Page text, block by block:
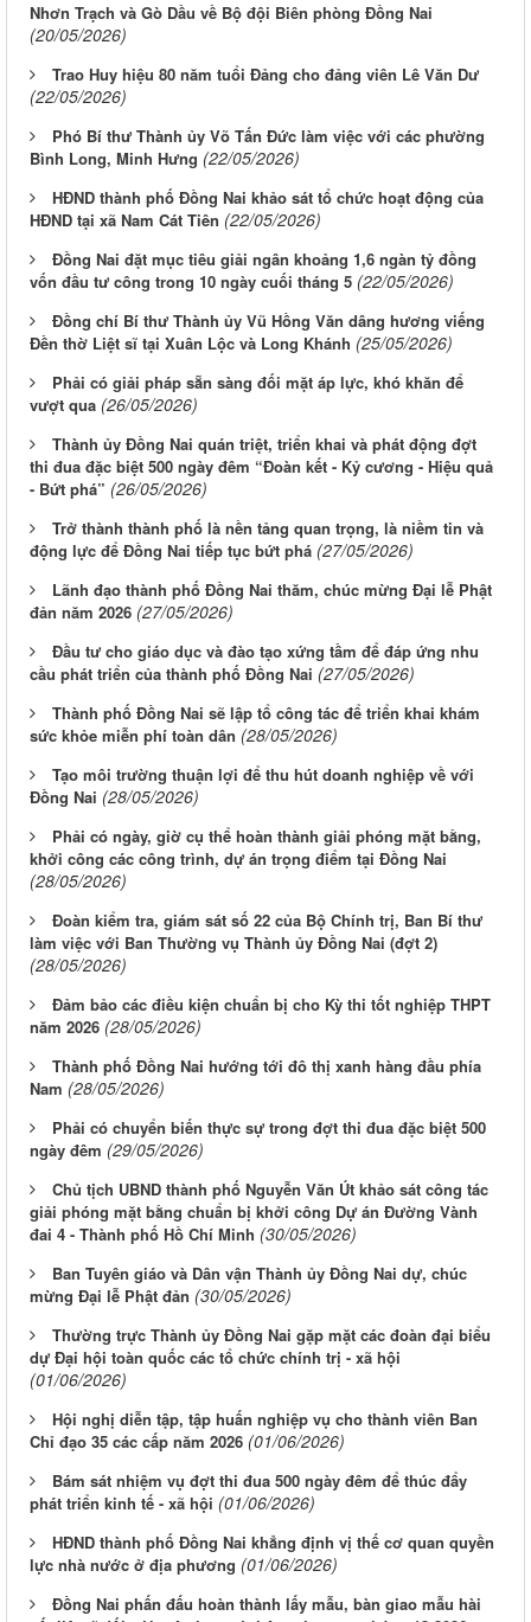
Nhơn Trạch và Gò Dầu về Bộ đội Biên phòng Đồng Nai
(20/05/2026)
Trao Huy hiệu 80 năm tuổi Đảng cho đảng viên Lê Văn Dư
(22/05/2026)
Phó Bí thư Thành ủy Võ Tấn Đức làm việc với các phường
Bình Long, Minh Hưng (22/05/2026)
HĐND thành phố Đồng Nai khảo sát tổ chức hoạt động của
HĐND tại xã Nam Cát Tiên (22/05/2026)
Đồng Nai đặt mục tiêu giải ngân khoảng 1,6 ngàn tỷ đồng
vốn đầu tư công trong 10 ngày cuối tháng 5 (22/05/2026)
Đồng chí Bí thư Thành ủy Vũ Hồng Văn dâng hương viếng
Đền thờ Liệt sĩ tại Xuân Lộc và Long Khánh (25/05/2026)
Phải có giải pháp sẵn sàng đối mặt áp lực, khó khăn để
vượt qua (26/05/2026)
Thành ủy Đồng Nai quán triệt, triển khai và phát động đợt
thi đua đặc biệt 500 ngày đêm “Đoàn kết - Kỷ cương - Hiệu quả
- Bứt phá” (26/05/2026)
Trở thành thành phố là nền tảng quan trọng, là niềm tin và
động lực để Đồng Nai tiếp tục bứt phá (27/05/2026)
Lãnh đạo thành phố Đồng Nai thăm, chúc mừng Đại lễ Phật
đản năm 2026 (27/05/2026)
Đầu tư cho giáo dục và đào tạo xứng tầm để đáp ứng nhu
cầu phát triển của thành phố Đồng Nai (27/05/2026)
Thành phố Đồng Nai sẽ lập tổ công tác để triển khai khám
sức khỏe miễn phí toàn dân (28/05/2026)
Tạo môi trường thuận lợi để thu hút doanh nghiệp về với
Đồng Nai (28/05/2026)
Phải có ngày, giờ cụ thể hoàn thành giải phóng mặt bằng,
khởi công các công trình, dự án trọng điểm tại Đồng Nai
(28/05/2026)
Đoàn kiểm tra, giám sát số 22 của Bộ Chính trị, Ban Bí thư
làm việc với Ban Thường vụ Thành ủy Đồng Nai (đợt 2)
(28/05/2026)
Đảm bảo các điều kiện chuẩn bị cho Kỳ thi tốt nghiệp THPT
năm 2026 (28/05/2026)
Thành phố Đồng Nai hướng tới đô thị xanh hàng đầu phía
Nam (28/05/2026)
Phải có chuyển biến thực sự trong đợt thi đua đặc biệt 500
ngày đêm (29/05/2026)
Chủ tịch UBND thành phố Nguyễn Văn Út khảo sát công tác
giải phóng mặt bằng chuẩn bị khởi công Dự án Đường Vành
đai 4 - Thành phố Hồ Chí Minh (30/05/2026)
Ban Tuyên giáo và Dân vận Thành ủy Đồng Nai dự, chúc
mừng Đại lễ Phật đản (30/05/2026)
Thường trực Thành ủy Đồng Nai gặp mặt các đoàn đại biểu
dự Đại hội toàn quốc các tổ chức chính trị - xã hội
(01/06/2026)
Hội nghị diễn tập, tập huấn nghiệp vụ cho thành viên Ban
Chỉ đạo 35 các cấp năm 2026 (01/06/2026)
Bám sát nhiệm vụ đợt thi đua 500 ngày đêm để thúc đẩy
phát triển kinh tế - xã hội (01/06/2026)
HĐND thành phố Đồng Nai khẳng định vị thế cơ quan quyền
lực nhà nước ở địa phương (01/06/2026)
Đồng Nai phấn đấu hoàn thành lấy mẫu, bàn giao mẫu hài